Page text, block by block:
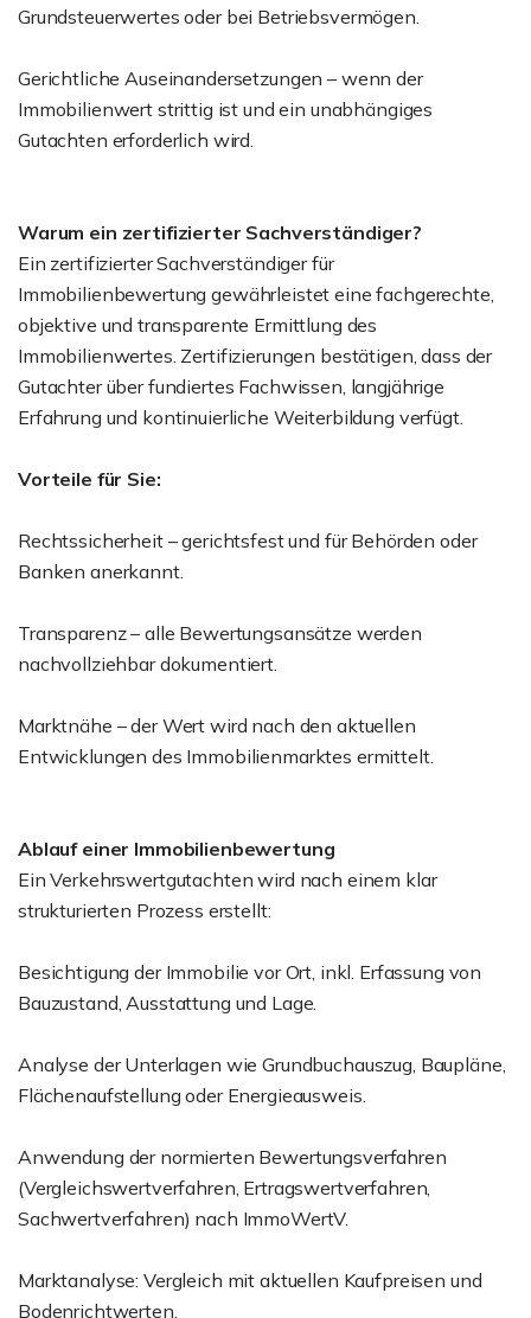
Grundsteuerwertes oder bei Betriebsvermögen.
Gerichtliche Auseinandersetzungen – wenn der
Immobilienwert strittig ist und ein unabhängiges
Gutachten erforderlich wird.
Warum ein zertifizierter Sachverständiger?
Ein zertifizierter Sachverständiger für
Immobilienbewertung gewährleistet eine fachgerechte,
objektive und transparente Ermittlung des
Immobilienwertes. Zertifizierungen bestätigen, dass der
Gutachter über fundiertes Fachwissen, langjährige
Erfahrung und kontinuierliche Weiterbildung verfügt.
Vorteile für Sie:
Rechtssicherheit – gerichtsfest und für Behörden oder
Banken anerkannt.
Transparenz – alle Bewertungsansätze werden
nachvollziehbar dokumentiert.
Marktnähe – der Wert wird nach den aktuellen
Entwicklungen des Immobilienmarktes ermittelt.
Ablauf einer Immobilienbewertung
Ein Verkehrswertgutachten wird nach einem klar
strukturierten Prozess erstellt:
Besichtigung der Immobilie vor Ort, inkl. Erfassung von
Bauzustand, Ausstattung und Lage.
Analyse der Unterlagen wie Grundbuchauszug, Baupläne,
Flächenaufstellung oder Energieausweis.
Anwendung der normierten Bewertungsverfahren
(Vergleichswertverfahren, Ertragswertverfahren,
Sachwertverfahren) nach ImmoWertV.
Marktanalyse: Vergleich mit aktuellen Kaufpreisen und
Bodenrichtwerten.